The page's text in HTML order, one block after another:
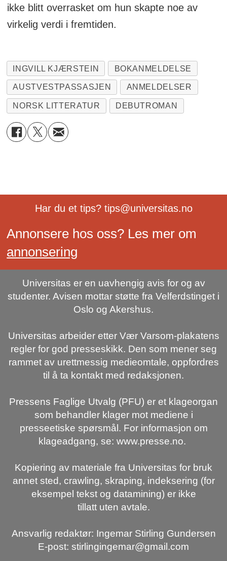
ikke blitt overrasket om hun skapte noe av
virkelig verdi i fremtiden.
INGVILL KJÆRSTEIN BOKANMELDELSE
AUSTVESTPASSASJEN ANMELDELSER
NORSK LITTERATUR DEBUTROMAN
Har du et tips? tips@universitas.no
Annonsere hos oss? Les mer om
annonsering
Universitas er en uavhengig avis for og av
studenter. Avisen mottar støtte fra Velferdstinget i
Oslo og Akershus.
Universitas arbeider etter Vær Varsom-plakatens
regler for god presseskikk. Den som mener seg
rammet av urettmessig medieomtale, oppfordres
til å ta kontakt med redaksjonen.
Pressens Faglige Utvalg (PFU) er et klageorgan
som behandler klager mot mediene i
presseetiske spørsmål. For informasjon om
klageadgang, se: www.presse.no.
Kopiering av materiale fra Universitas for bruk
annet sted, crawling, skraping, indeksering (for
eksempel tekst og datamining) er ikke
tillatt uten avtale.
Ansvarlig redaktør: Ingemar Stirling Gundersen
E-post: stirlingingemar@gmail.com